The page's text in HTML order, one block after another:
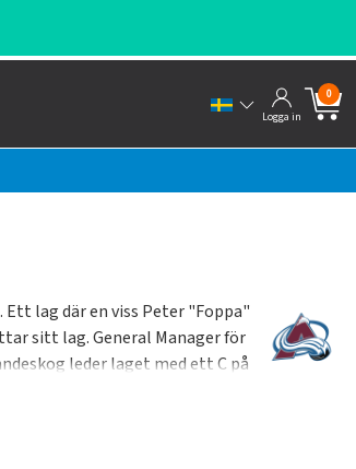
Logga in
0
lag där en viss Peter "Foppa"
sitt lag. General Manager för
leder laget med ett C på